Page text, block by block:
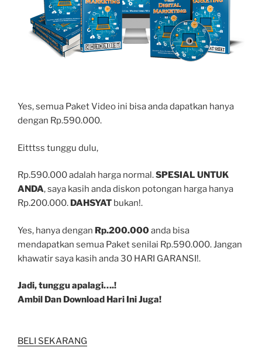
Yes, semua Paket Video ini bisa anda dapatkan hanya
dengan Rp.590.000.
Eitttss tunggu dulu,
Rp.590.000 adalah harga normal.SPESIAL UNTUK
ANDA, saya kasih anda diskon potongan harga hanya
Rp.200.000. DAHSYAT bukan!.
Yes, hanya dengan Rp.200.000anda bisa
mendapatkan semua Paket senilai Rp.590.000. Jangan
khawatir saya kasih anda 30 HARI GARANSI!.
Jadi, tunggu apalagi….!
Ambil Dan Download Hari Ini Juga!
BELI SEKARANG